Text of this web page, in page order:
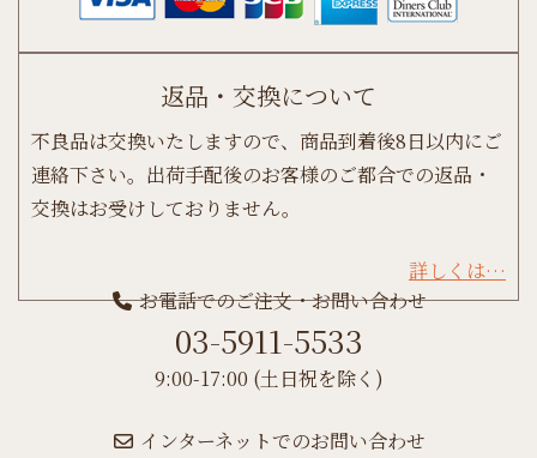
返品・交換について
不良品は交換いたしますので、商品到着後8日以内にご
連絡下さい。出荷手配後のお客様のご都合での返品・
交換はお受けしておりません。
詳しくは…
お電話でのご注文・お問い合わせ
03-5911-5533
9:00-17:00 (土日祝を除く)
インターネットでのお問い合わせ